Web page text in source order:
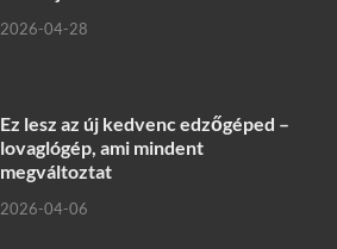
2026-04-28
Ez lesz az új kedvenc edzőgéped –
lovaglógép, ami mindent
megváltoztat
2026-04-06